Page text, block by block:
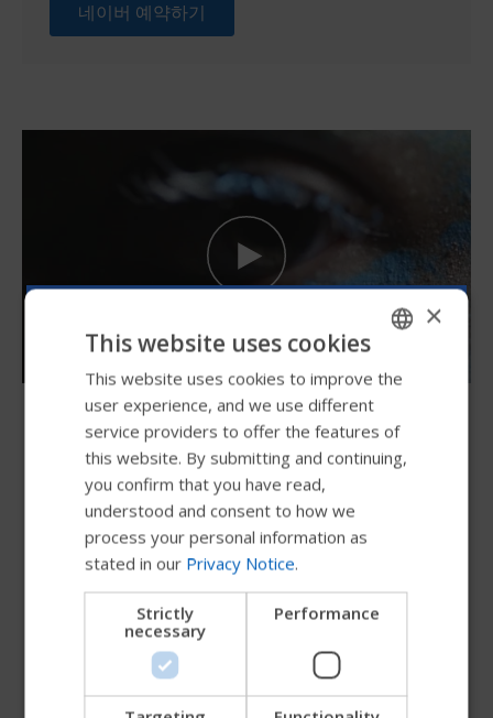
네이버 예약하기
1967년부터 시작된
개인을 위한 혁신
Permobil은 우리 제품을 사용하는 사람들을 최우선
으로 여깁니다. Permobil의 목적은 사람을 위해 혁
신하고, 첨단의 보조 솔루션을 창출하여 장애를 가
지고 사는 사람들의 삶을 더욱 풍요롭게 만드는 것
Permobil에 대해
ENGLISH
SWEDISH
FRENCH
DUTCH
CHINESE (SIMPLIFIED)
ITALIAN
×
This website uses cookies
This website uses cookies to improve the
user experience, and we use different
service providers to offer the features of
this website. By submitting and continuing,
you confirm that you have read,
understood and consent to how we
process your personal information as
stated in our Privacy Notice.
Strictly
necessary
Performance